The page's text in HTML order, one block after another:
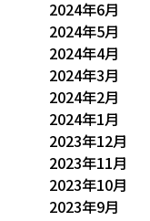
2024年6月
2024年5月
2024年4月
2024年3月
2024年2月
2024年1月
2023年12月
2023年11月
2023年10月
2023年9月